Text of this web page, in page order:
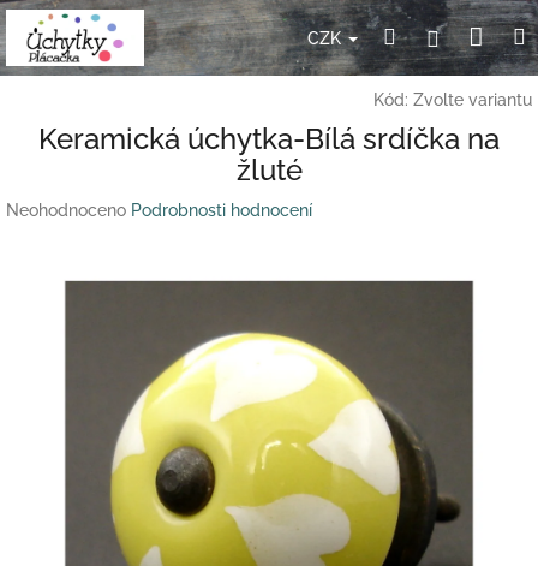
Přejít
na
obsah
CZK HledatPřihlášení
Kód: Zvolte variantu
Keramická úchytka-Bílá srdíčka na
žluté
Průměrné
Neohodnoceno Podrobnosti hodnocení